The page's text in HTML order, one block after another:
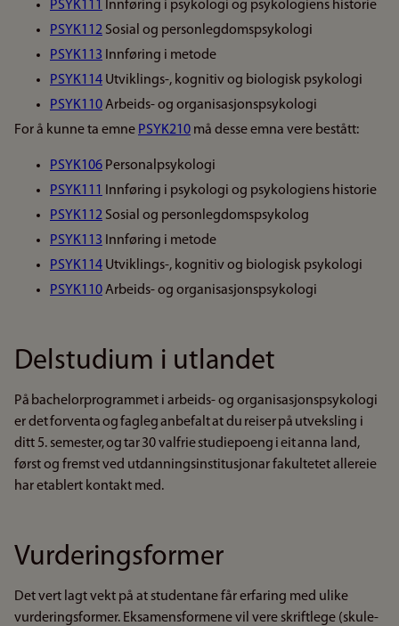
PSYK111
Innføring i psykologi og psykologiens historie
PSYK112 Sosial og personlegdomspsykologi
PSYK113 Innføring i metode
PSYK114 Utviklings-, kognitiv og biologisk psykologi
PSYK110Arbeids- og organisasjonspsykologi
For å kunne ta emne PSYK210 må desse emna vere bestått:
PSYK106 Personalpsykologi
PSYK111
Innføring i psykologi og psykologiens historie
PSYK112 Sosial og personlegdomspsykolog
PSYK113 Innføring i metode
PSYK114 Utviklings-, kognitiv og biologisk psykologi
PSYK110Arbeids- og organisasjonspsykologi
Delstudium i utlandet
På bachelorprogrammet i arbeids- og organisasjonspsykologi
er det forventa og fagleg anbefalt at du reiser på utveksling i
ditt 5. semester, og tar 30 valfrie studiepoeng i eit anna land,
først og fremst ved utdanningsinstitusjonar fakultetet allereie
har etablert kontakt med.
Vurderingsformer
Det vert lagt vekt på at studentane får erfaring med ulike
vurderingsformer. Eksamensformene vil vere skriftlege (skule-